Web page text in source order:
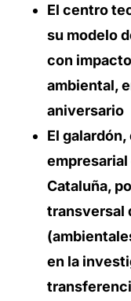
El centro
su modelo
con
ambiental,
aniversario
El
empresarial
Cataluña,
transversal
en la